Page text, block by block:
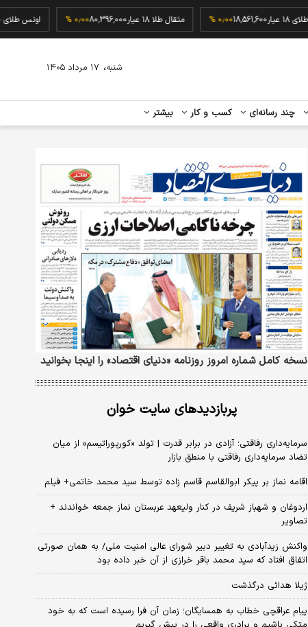
گرم طلای ۱۸ عیار 18,561,600 ۰٫۰۰ % مثقال طلا ۱۸ عیار 80,396,000 ۰٫۰۰ % اونس
چند رسانه‌ای کسب و کار بیشتر
شنبه، ۱۷ مرداد ۱۴۰۵
نسخه کامل شماره امروز روزنامه «دنیای‌ اقتصاد» را اینجا بخوانید
پربازدیدهای سایت خوان
سرمایه‌داری رفاقتی؛ آزادی در برابر قدرت | تولد «کورپوراتیسم» از میان
تضاد سرمایه‌داری رفاقتی با منطق بازار
اقامه نماز بر پیکر ابوالقاسم قاسم زاده توسط سید محمد خاتمی+ فیلم
اردوغان و شهباز شریف در کنار ولیعهد عربستان نماز جمعه خواندند +
تصاویر
واکنش زیدآبادی به تغییر دبیر شورای عالی امنیت ملی/ به همان صورتی
اتفاق افتاد که سید محمد باقر خرازی از آن خبر داده بود
ژیلا هدائی درگذشت
پیام عراقچی خطاب به همسایگان؛ زمان آن فرا رسیده است که به خود